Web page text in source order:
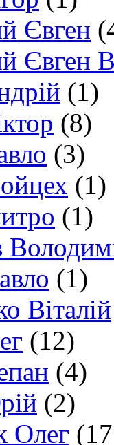
Євген
Євген
(1)
(8)
(3)
(1)
(1)
(1)
Віталій
(12)
(4)
(2)
Олег